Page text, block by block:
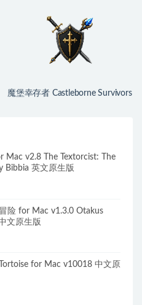
魔堡幸存者 Castleborne Survivors
Mac v2.8 The Textorcist: The
Bibbia 英文原生版
险 for Mac v1.3.0 Otakus
文原生版
for Mac v10018 中文原